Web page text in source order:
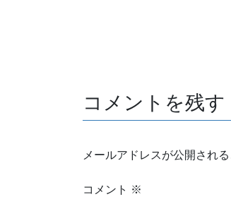
コメントを残す
メールアドレスが公開され
コメント ※